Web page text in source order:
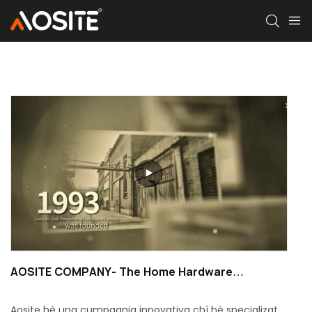
AOSITE COMPANY- The Home Hardware